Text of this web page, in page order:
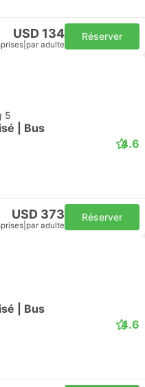
USD 134
par adulte
Réserver
5
| Bus
4.6
USD 373
par adulte
Réserver
| Bus
4.6